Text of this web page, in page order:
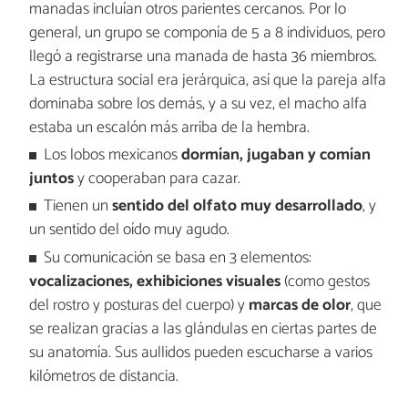
manadas incluían otros parientes cercanos. Por lo
general, un grupo se componía de 5 a 8 individuos, pero
llegó a registrarse una manada de hasta 36 miembros.
La estructura social era jerárquica, así que la pareja alfa
dominaba sobre los demás, y a su vez, el macho alfa
estaba un escalón más arriba de la hembra.
Los lobos mexicanosdormían, jugaban y comían
juntosy cooperaban para cazar.
Tienen unsentido del olfato muy desarrollado, y
un sentido del oído muy agudo.
Su comunicación se basa en 3 elementos:
vocalizaciones, exhibiciones visuales(como gestos
del rostro y posturas del cuerpo) ymarcas de olor, que
se realizan gracias a las glándulas en ciertas partes de
su anatomía. Sus aullidos pueden escucharse a varios
kilómetros de distancia.